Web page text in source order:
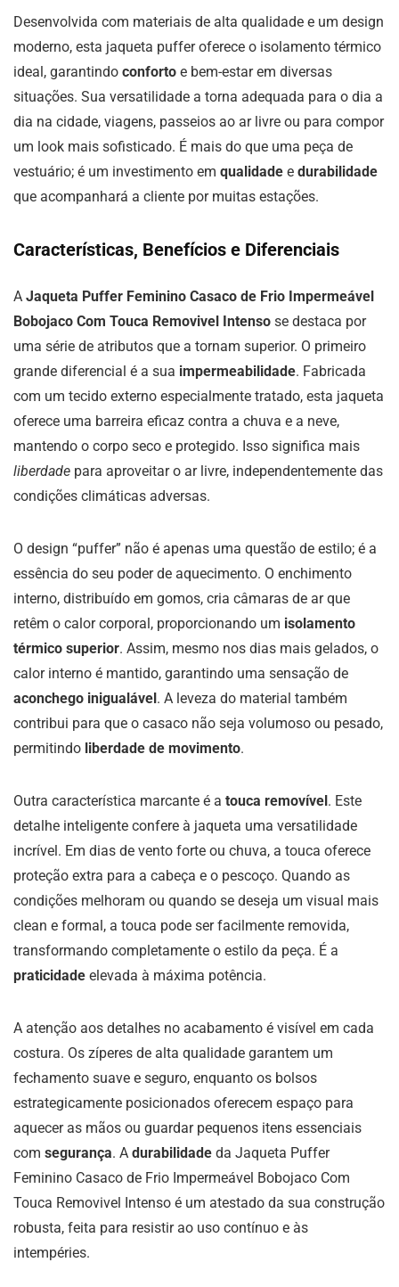
Desenvolvida com materiais de alta qualidade e um design
moderno, esta jaqueta puffer oferece o isolamento térmico
ideal, garantindo conforto e bem-estar em diversas
situações. Sua versatilidade a torna adequada para o dia a
dia na cidade, viagens, passeios ao ar livre ou para compor
um look mais sofisticado. É mais do que uma peça de
vestuário; é um investimento em qualidade e durabilidade
que acompanhará a cliente por muitas estações.
Características, Benefícios e Diferenciais
A Jaqueta Puffer Feminino Casaco de Frio Impermeável
Bobojaco Com Touca Removivel Intenso se destaca por
uma série de atributos que a tornam superior. O primeiro
grande diferencial é a sua impermeabilidade. Fabricada
com um tecido externo especialmente tratado, esta jaqueta
oferece uma barreira eficaz contra a chuva e a neve,
mantendo o corpo seco e protegido. Isso significa mais
liberdade para aproveitar o ar livre, independentemente das
condições climáticas adversas.
O design “puffer” não é apenas uma questão de estilo; é a
essência do seu poder de aquecimento. O enchimento
interno, distribuído em gomos, cria câmaras de ar que
retêm o calor corporal, proporcionando um isolamento
térmico superior. Assim, mesmo nos dias mais gelados, o
calor interno é mantido, garantindo uma sensação de
aconchego inigualável. A leveza do material também
contribui para que o casaco não seja volumoso ou pesado,
permitindo liberdade de movimento.
Outra característica marcante é a touca removível. Este
detalhe inteligente confere à jaqueta uma versatilidade
incrível. Em dias de vento forte ou chuva, a touca oferece
proteção extra para a cabeça e o pescoço. Quando as
condições melhoram ou quando se deseja um visual mais
clean e formal, a touca pode ser facilmente removida,
transformando completamente o estilo da peça. É a
praticidade elevada à máxima potência.
A atenção aos detalhes no acabamento é visível em cada
costura. Os zíperes de alta qualidade garantem um
fechamento suave e seguro, enquanto os bolsos
estrategicamente posicionados oferecem espaço para
aquecer as mãos ou guardar pequenos itens essenciais
com segurança. A durabilidade da Jaqueta Puffer
Feminino Casaco de Frio Impermeável Bobojaco Com
Touca Removivel Intenso é um atestado da sua construção
robusta, feita para resistir ao uso contínuo e às
intempéries.